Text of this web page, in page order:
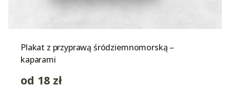
Plakat z przyprawą śródziemnomorską –
kaparami
od 18 zł